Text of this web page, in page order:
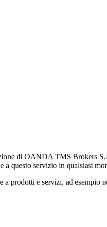
di OANDA TMS Brokers
a questo servizio in qualsiasi
e servizi, ad esempio